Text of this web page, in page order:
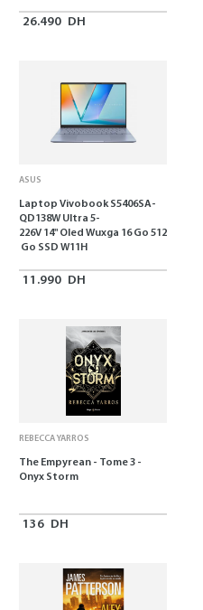
26.490 DH
ASUS
Laptop Vivobook S5406SA-
QD138W Ultra 5-
226V 14" Oled Wuxga 16 Go 512
Go SSD W11H
11.990 DH
REBECCA YARROS
The Empyrean - Tome 3 -
Onyx Storm
136 DH